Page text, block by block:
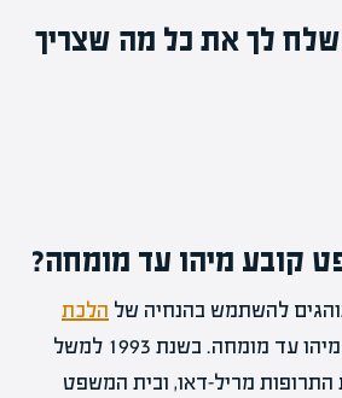
לך את כל מה שצריך
קובע מיהו עד מומחה?
להשתמש בהנחיה של הלכת
, לגבי השאלה מיהו עד מומחה. בשנת 1993 למשל
מריל-דאו, ובית המשפט